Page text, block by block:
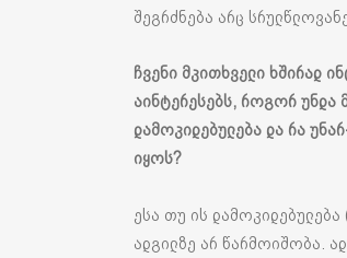
შეგრძნება არც
ჩვენი მკითხველი ხშირად
აინტერესებს, როგორ
დამოკიდებულება და რა
იყოს?
ესა თუ ის
ადგილზე არ წარმოიშობა.